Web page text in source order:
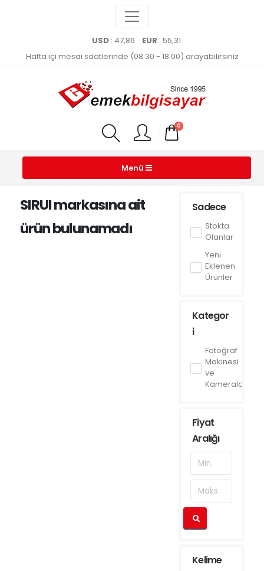
USD : 47,86 EUR : 55,31
Hafta içi mesai saatlerinde (08:30 - 18:00) arayabilirsiniz
0
Menü
Sadece
Stokta
Olanlar
Yeni
Eklenen
Ürünler
Kategor
i
Fotoğraf
Makinesi
ve
Kameralar
Fiyat
Aralığı
Kelime
SIRUI markasına ait
ürün bulunamadı